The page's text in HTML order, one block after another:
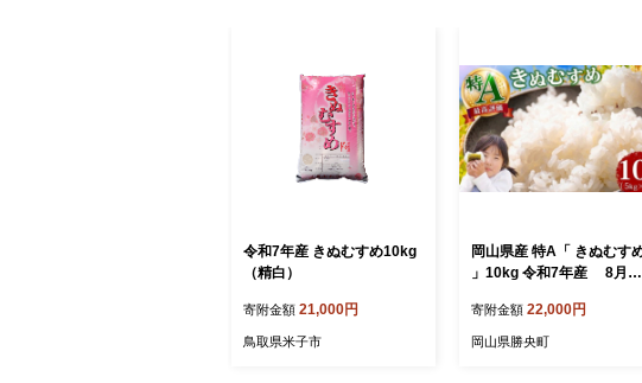
令和7年産 きぬむすめ10kg
（精白）
寄附金額 21,000円
鳥取県米子市
岡山県産 特A「 きぬむすめ
」10kg 令和7年産 8月発
寄附金額 22,000円
岡山県勝央町